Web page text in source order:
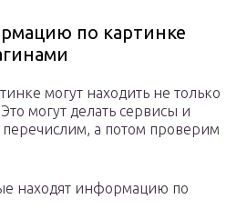
по картинке
могут находить не только
могут делать сервисы и
а потом проверим
находят информацию по